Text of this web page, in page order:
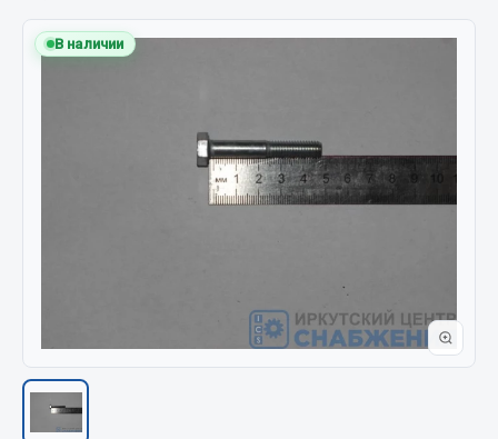
Цепи противоскольжения
Изготовление цепей на колеса BOHU
Отопители салона, подогреватели
Автономные воздушные отопители
Жидкостные подогреватели
Отопители салона
В наличии